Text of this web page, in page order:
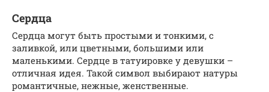
Сердца
Сердца могут быть простыми и тонкими, с
заливкой, или цветными, большими или
маленькими. Сердце в татуировке у девушки –
отличная идея. Такой символ выбирают натуры
романтичные, нежные, женственные.